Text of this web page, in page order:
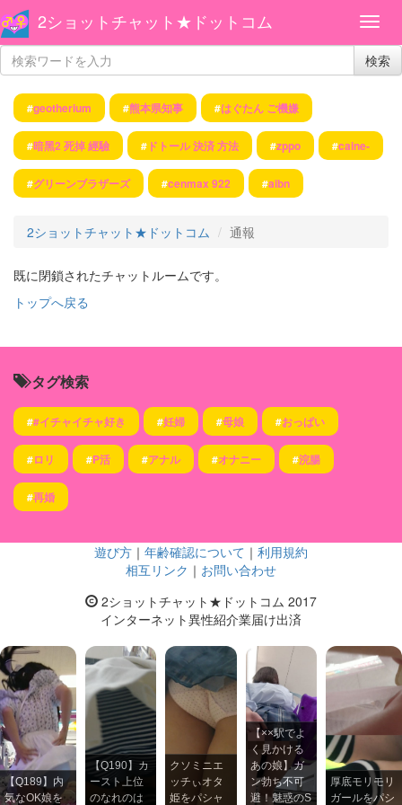
2ショットチャット★ドットコム
検索
#geotherium #熊本県知事 #はぐたん ご機嫌
#暗黑2 死掉 經驗 # ドトール 決済 方法 #zppo #caine-
#グリーンブラザーズ #cenmax 922 #aibn
2ショットチャット★ドットコム 通報
既に閉鎖されたチャットルームです。
トップへ戻る
タグ検索
##イチャイチャ好き #妊婦 #母娘 #おっぱい
#ロリ #P活 #アナル #オナニー #浣腸
#再婚
遊び方 ｜ 年齢確認について ｜ 利用規約
相互リンク ｜ お問い合わせ
2ショットチャット★ドットコム 2017
インターネット異性紹介業届け出済
【Q189】内
気なOK娘を
【Q190】カ
ースト上位
のなれのは
クソミニエ
ッチぃオタ
姫をパシャ
【××駅でよ
く見かける
あの娘】ガ
ン勃ち不可
避！魅惑のS
厚底モリモリ
ガールをパシ